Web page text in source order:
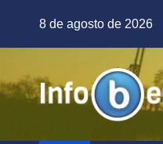
8 de agosto de 2026